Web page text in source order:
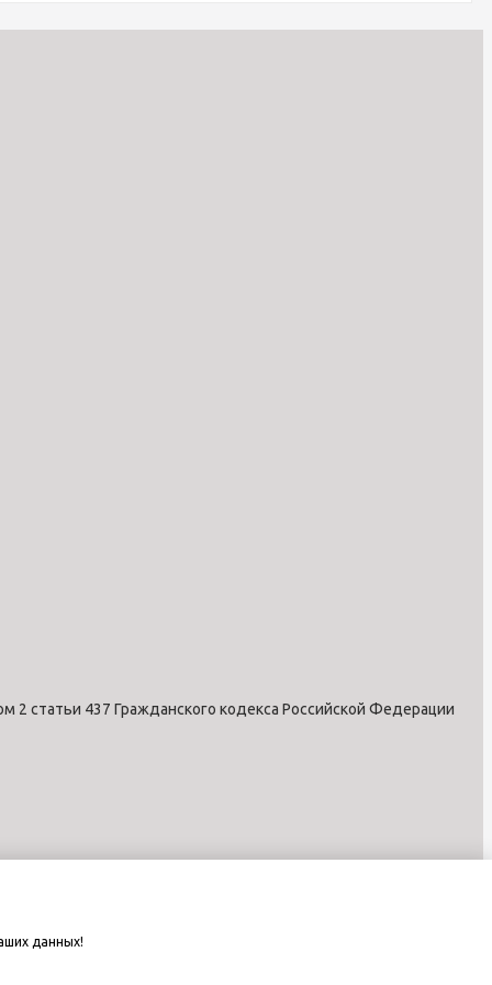
данных!
2 статьи 437 Гражданского кодекса Российской Федерации